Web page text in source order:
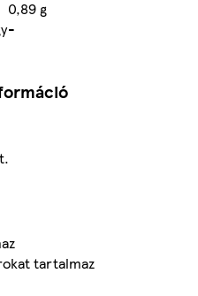
0,89 g
-
tartalmaz